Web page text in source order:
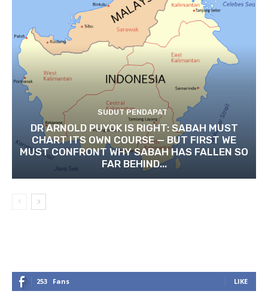
SUDUT PENDAPAT
DR ARNOLD PUYOK IS RIGHT: SABAH MUST
CHART ITS OWN COURSE — BUT FIRST WE
MUST CONFRONT WHY SABAH HAS FALLEN SO
FAR BEHIND...
253 Fans LIKE